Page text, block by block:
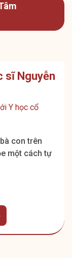
sĩ Nguyễn
Y học cổ
con trên
một cách tự